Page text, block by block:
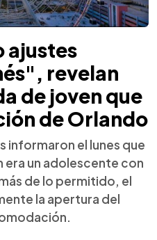
ajustes
revelan
de joven que
de Orlando
informaron el lunes que
era un adolescente con
de lo permitido, el
la apertura del